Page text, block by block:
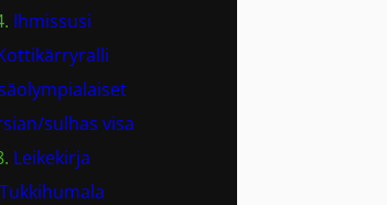
Ihmissusi
sulhas visa
Leikekirja
Tukkihumala